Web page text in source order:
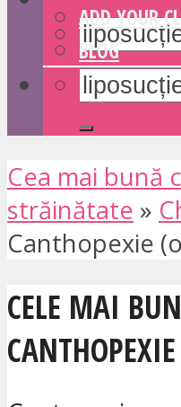
ADD YOUR
BLOG
Cea mai bună
străinătate »
Canthopexie
CELE MAI